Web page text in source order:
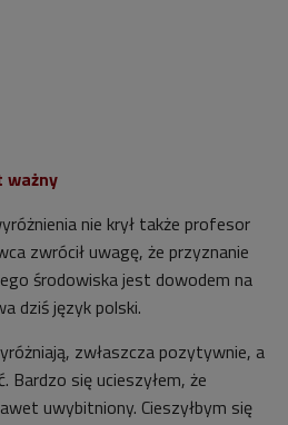
ważny
nie krył także profesor
zwrócił uwagę, że przyznanie
środowiska jest dowodem na
dziś język polski.
zwłaszcza pozytywnie, a
Bardzo się ucieszyłem, że
uwybitniony. Cieszyłbym się